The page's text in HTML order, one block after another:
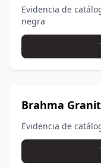
Evidencia de
negra
Brahma
Evidencia de